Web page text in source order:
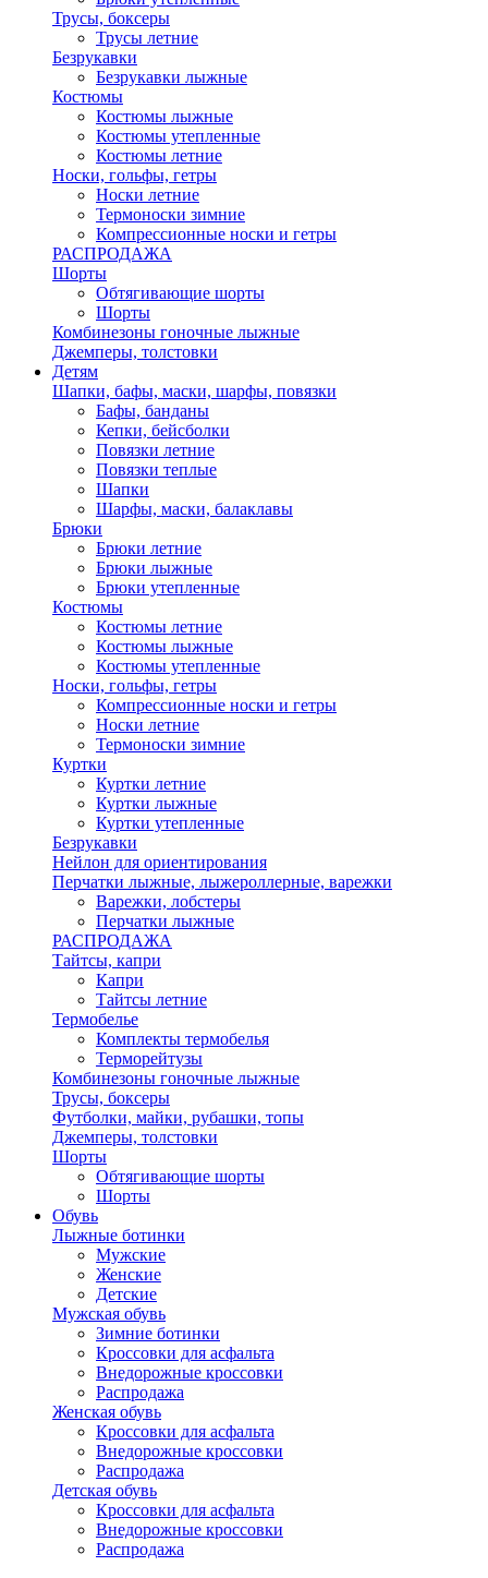
Трусы, боксеры
Трусы летние
Безрукавки
Безрукавки лыжные
Костюмы
Костюмы лыжные
Костюмы утепленные
Костюмы летние
Носки, гольфы, гетры
Носки летние
Термоноски зимние
Компрессионные носки и гетры
РАСПРОДАЖА
Шорты
Обтягивающие шорты
Шорты
Комбинезоны гоночные лыжные
Джемперы, толстовки
Детям
Шапки, бафы, маски, шарфы, повязки
Бафы, банданы
Кепки, бейсболки
Повязки летние
Повязки теплые
Шапки
Шарфы, маски, балаклавы
Брюки
Брюки летние
Брюки лыжные
Брюки утепленные
Костюмы
Костюмы летние
Костюмы лыжные
Костюмы утепленные
Носки, гольфы, гетры
Компрессионные носки и гетры
Носки летние
Термоноски зимние
Куртки
Куртки летние
Куртки лыжные
Куртки утепленные
Безрукавки
Нейлон для ориентирования
Перчатки лыжные, лыжероллерные, варежки
Варежки, лобстеры
Перчатки лыжные
РАСПРОДАЖА
Тайтсы, капри
Капри
Тайтсы летние
Термобелье
Комплекты термобелья
Терморейтузы
Комбинезоны гоночные лыжные
Трусы, боксеры
Футболки, майки, рубашки, топы
Джемперы, толстовки
Шорты
Обтягивающие шорты
Шорты
Обувь
Лыжные ботинки
Мужские
Женские
Детские
Мужская обувь
Зимние ботинки
Кроссовки для асфальта
Внедорожные кроссовки
Распродажа
Женская обувь
Кроссовки для асфальта
Внедорожные кроссовки
Распродажа
Детская обувь
Кроссовки для асфальта
Внедорожные кроссовки
Распродажа